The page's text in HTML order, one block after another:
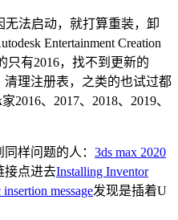
无法启动，就打算重装，卸
Entertainment Creation
只有2016，找不到更新的
理注册表，之类的也试过都
2016、2017、2018、2019、
样问题的人： 3ds max 2020
接点进去Installing Inventor
message发现是插着U